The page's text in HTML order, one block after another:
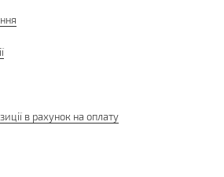
в рахунок на оплату